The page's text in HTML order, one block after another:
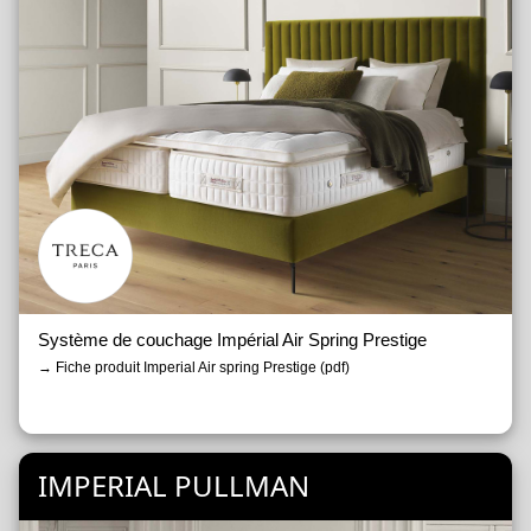
→ Fiche produit Saint-Germain (pdf)
→ Fiche produit Tournelle (pdf)
→ Fiche produit Versailles (pdf)
→ Fiche produit Versailles Prestige (pdf)
→ Fiche produit Victoire (pdf)
Pieds
Accessoires
Système de couchage Impérial Air Spring Prestige
→ Fiche produit Imperial Air spring Prestige (pdf)
IMPERIAL PULLMAN